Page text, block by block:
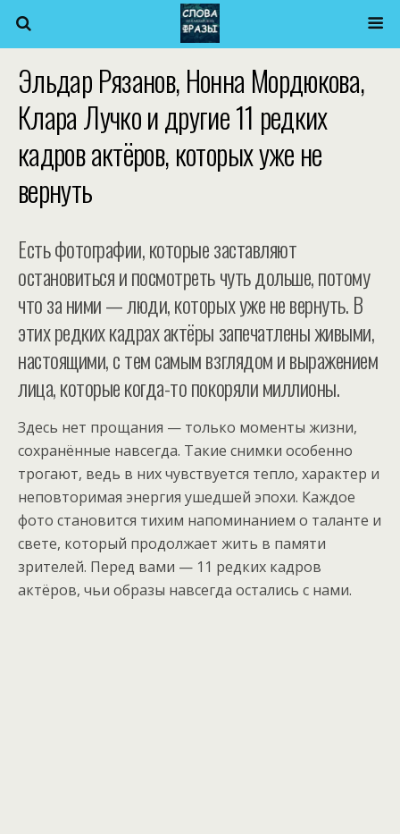
Эльдар Рязанов, Нонна Мордюкова,
Клара Лучко и другие 11 редких
кадров актёров, которых уже не
вернуть
Есть фотографии, которые заставляют
остановиться и посмотреть чуть дольше, потому
что за ними — люди, которых уже не вернуть. В
этих редких кадрах актёры запечатлены живыми,
настоящими, с тем самым взглядом и выражением
лица, которые когда-то покоряли миллионы.
Здесь нет прощания — только моменты жизни,
сохранённые навсегда. Такие снимки особенно
трогают, ведь в них чувствуется тепло, характер и
неповторимая энергия ушедшей эпохи. Каждое
фото становится тихим напоминанием о таланте и
свете, который продолжает жить в памяти
зрителей. Перед вами — 11 редких кадров
актёров, чьи образы навсегда остались с нами.